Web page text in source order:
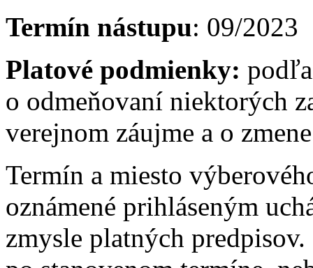
Termín nástupu: 09/2023
Platové podmienky:
o odmeňovaní niektorých
verejnom záujme a o
Termín a miesto
oznámené prihláseným
zmysle platných